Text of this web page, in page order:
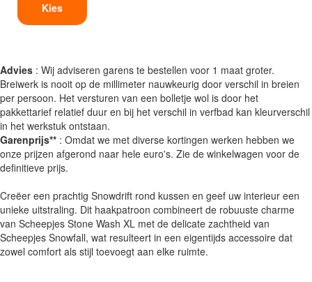
Kies
Advies : Wij adviseren garens te bestellen voor 1 maat groter.
Breiwerk is nooit op de millimeter nauwkeurig door verschil in breien
per persoon. Het versturen van een bolletje wol is door het
pakkettarief relatief duur en bij het verschil in verfbad kan kleurverschil
in het werkstuk ontstaan.
Garenprijs** : Omdat we met diverse kortingen werken hebben we
onze prijzen afgerond naar hele euro's. Zie de winkelwagen voor de
definitieve prijs.
Creëer een prachtig Snowdrift rond kussen en geef uw interieur een
unieke uitstraling. Dit haakpatroon combineert de robuuste charme
van Scheepjes Stone Wash XL met de delicate zachtheid van
Scheepjes Snowfall, wat resulteert in een eigentijds accessoire dat
zowel comfort als stijl toevoegt aan elke ruimte.